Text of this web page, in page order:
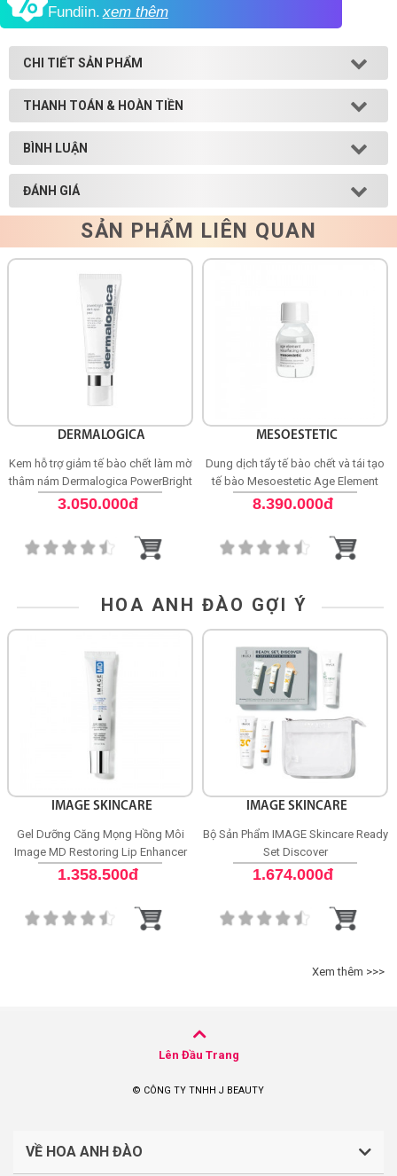
Shop All Brand A-
Fundiin. xem thêm
CHI TIẾT SẢN PHẨM
THANH TOÁN & HOÀN TIỀN
BÌNH LUẬN
ĐÁNH GIÁ
SẢN PHẨM LIÊN QUAN
DERMALOGICA
Kem hỗ trợ giảm tế bào chết làm mờ
thâm nám Dermalogica PowerBright
Dark Spot Peel
3.050.000đ
MESOESTETIC
Dung dịch tẩy tế bào chết và tái tạo
tế bào Mesoestetic Age Element
Resurfacing Solution
8.390.000đ
HOA ANH ĐÀO GỢI Ý
IMAGE SKINCARE
Gel Dưỡng Căng Mọng Hồng Môi
Image MD Restoring Lip Enhancer
SPF 15
1.358.500đ
IMAGE SKINCARE
Bộ Sản Phẩm IMAGE Skincare Ready
Set Discover
1.674.000đ
Xem thêm >>>
Lên Đầu Trang
© CÔNG TY TNHH J BEAUTY
VỀ HOA ANH ĐÀO